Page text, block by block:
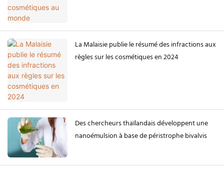
La Malaisie publie le résumé des infractions aux
règles sur les cosmétiques en 2024
Des chercheurs thaïlandais développent une
nanoémulsion à base de péristrophe bivalvis